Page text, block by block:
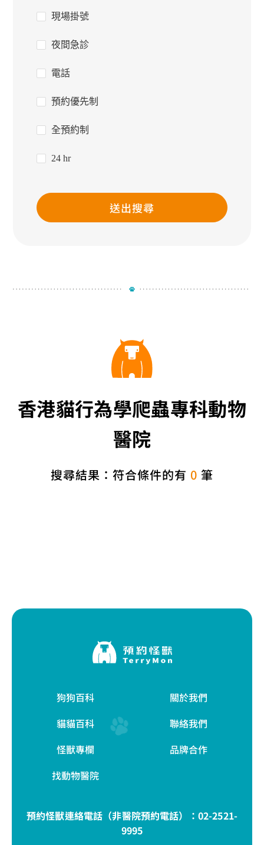
現場掛號
夜間急診
電話
預約優先制
全預約制
24 hr
送出搜尋
香港貓行為學爬蟲專科動物
醫院
搜尋結果：符合條件的有 0 筆
狗狗百科
貓貓百科
怪獸專欄
找動物醫院
關於我們
聯絡我們
品牌合作
預約怪獸連絡電話（非醫院預約電話）： 02-2521-
9995